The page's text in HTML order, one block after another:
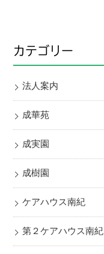
カテゴリー
法人案内
成華苑
成実園
成樹園
ケアハウス南紀
第２ケアハウス南紀